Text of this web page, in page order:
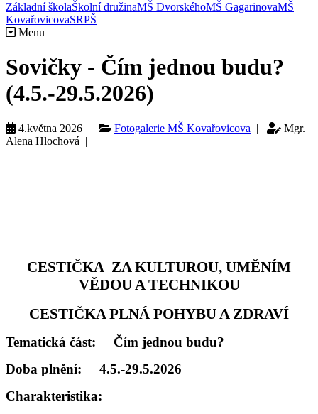
Základní školaŠkolní družinaMŠ DvorskéhoMŠ GagarinovaMŠ
KovařovicovaSRPŠ
Menu
Sovičky - Čím jednou budu?
(4.5.-29.5.2026)
4.května 2026 | Fotogalerie MŠ Kovařovicova |
Mgr.
Alena Hlochová |
CESTIČKA ZA KULTUROU, UMĚNÍM
VĚDOU A TECHNIKOU
CESTIČKA PLNÁ POHYBU A ZDRAVÍ
Tematická část: Čím jednou budu?
Doba plnění: 4.5.-29.5.2026
Charakteristika: